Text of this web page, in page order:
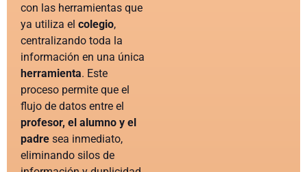
con las herramientas que
ya utiliza el colegio,
centralizando toda la
información en una única
herramienta. Este
proceso permite que el
flujo de datos entre el
profesor, el alumno y el
padre sea inmediato,
eliminando silos de